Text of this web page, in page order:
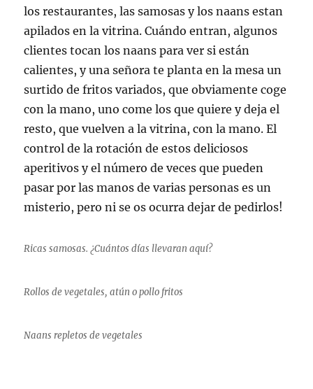
los restaurantes, las samosas y los naans estan
apilados en la vitrina. Cuándo entran, algunos
clientes tocan los naans para ver si están
calientes, y una señora te planta en la mesa un
surtido de fritos variados, que obviamente coge
con la mano, uno come los que quiere y deja el
resto, que vuelven a la vitrina, con la mano. El
control de la rotación de estos deliciosos
aperitivos y el número de veces que pueden
pasar por las manos de varias personas es un
misterio, pero ni se os ocurra dejar de pedirlos!
Ricas samosas. ¿Cuántos días llevaran aquí?
Rollos de vegetales, atún o pollo fritos
Naans repletos de vegetales